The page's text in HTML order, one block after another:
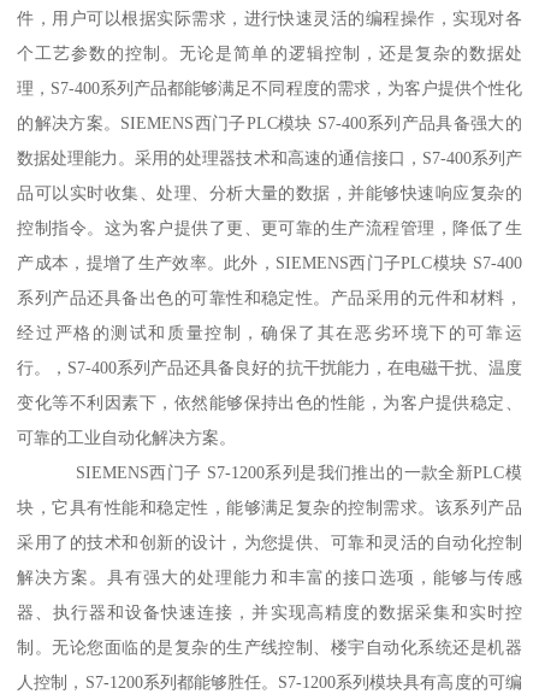
件，用户可以根据实际需求，进行快速灵活的编程操作，实现对各
个工艺参数的控制。无论是简单的逻辑控制，还是复杂的数据处
理，S7-400系列产品都能够满足不同程度的需求，为客户提供个性化
的解决方案。SIEMENS西门子PLC模块 S7-400系列产品具备强大的
数据处理能力。采用的处理器技术和高速的通信接口，S7-400系列产
品可以实时收集、处理、分析大量的数据，并能够快速响应复杂的
控制指令。这为客户提供了更、更可靠的生产流程管理，降低了生
产成本，提增了生产效率。此外，SIEMENS西门子PLC模块 S7-400
系列产品还具备出色的可靠性和稳定性。产品采用的元件和材料，
经过严格的测试和质量控制，确保了其在恶劣环境下的可靠运
行。，S7-400系列产品还具备良好的抗干扰能力，在电磁干扰、温度
变化等不利因素下，依然能够保持出色的性能，为客户提供稳定、
可靠的工业自动化解决方案。
SIEMENS西门子 S7-1200系列是我们推出的一款全新PLC模
块，它具有性能和稳定性，能够满足复杂的控制需求。该系列产品
采用了的技术和创新的设计，为您提供、可靠和灵活的自动化控制
解决方案。具有强大的处理能力和丰富的接口选项，能够与传感
器、执行器和设备快速连接，并实现高精度的数据采集和实时控
制。无论您面临的是复杂的生产线控制、楼宇自动化系统还是机器
人控制，S7-1200系列都能够胜任。S7-1200系列模块具有高度的可编